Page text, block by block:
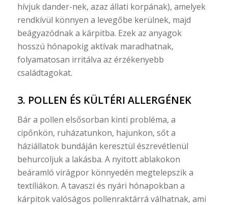
hívjuk dander-nek, azaz állati korpának), amelyek
rendkívül könnyen a levegőbe kerülnek, majd
beágyazódnak a kárpitba. Ezek az anyagok
hosszú hónapokig aktívak maradhatnak,
folyamatosan irritálva az érzékenyebb
családtagokat.
3. POLLEN ÉS KÜLTÉRI ALLERGÉNEK
Bár a pollen elsősorban kinti probléma, a
cipőnkön, ruházatunkon, hajunkon, sőt a
háziállatok bundáján keresztül észrevétlenül
behurcoljuk a lakásba. A nyitott ablakokon
beáramló virágpor könnyedén megtelepszik a
textíliákon. A tavaszi és nyári hónapokban a
kárpitok valóságos pollenraktárrá válhatnak, ami